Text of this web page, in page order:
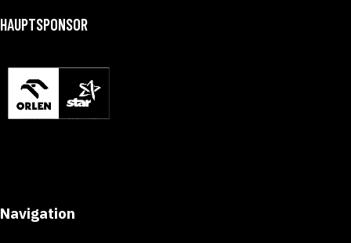
HAUPTSPONSOR
Navigation